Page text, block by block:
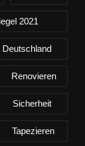
2021
Deutschland
Renovieren
Sicherheit
Tapezieren